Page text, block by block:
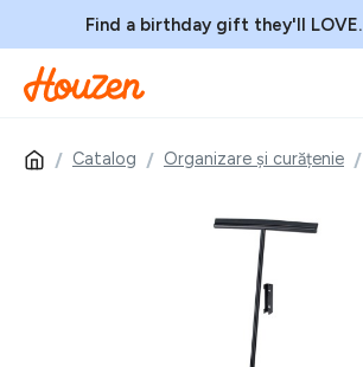
Find a birthday gift they'll LOVE.
Catalog Organizare și curățenie